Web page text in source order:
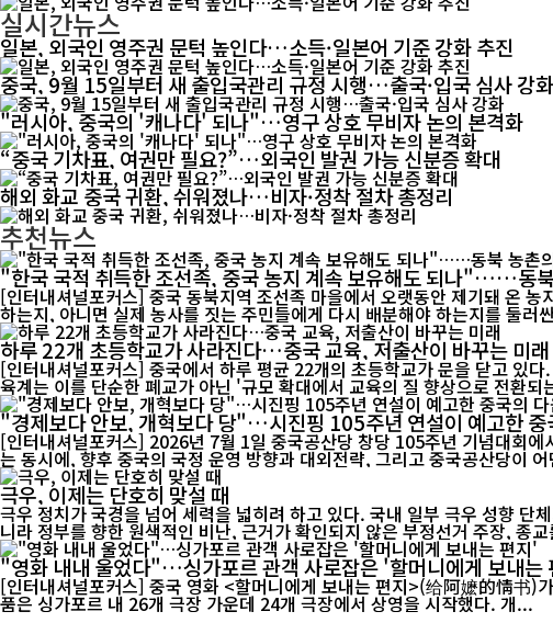
실시간뉴스
일본, 외국인 영주권 문턱 높인다…소득·일본어 기준 강화 추진
중국, 9월 15일부터 새 출입국관리 규정 시행…출국·입국 심사 강화
"러시아, 중국의 '캐나다' 되나"…영구 상호 무비자 논의 본격화
“중국 기차표, 여권만 필요?”…외국인 발권 가능 신분증 확대
해외 화교 중국 귀환, 쉬워졌나…비자·정착 절차 총정리
추천뉴스
"한국 국적 취득한 조선족, 중국 농지 계속 보유해도 되나"……동
[인터내셔널포커스] 중국 동북지역 조선족 마을에서 오랫동안 제기돼 온
하는지, 아니면 실제 농사를 짓는 주민들에게 다시 배분해야 하는지를 둘러
하루 22개 초등학교가 사라진다…중국 교육, 저출산이 바꾸는 미래
[인터내셔널포커스] 중국에서 하루 평균 22개의 초등학교가 문을 닫고 있
육계는 이를 단순한 폐교가 아닌 '규모 확대에서 교육의 질 향상으로 전환되
"경제보다 안보, 개혁보다 당"…시진핑 105주년 연설이 예고한 중
[인터내셔널포커스] 2026년 7월 1일 중국공산당 창당 105주년 기념대회
는 동시에, 향후 중국의 국정 운영 방향과 대외전략, 그리고 중국공산당이
극우, 이제는 단호히 맞설 때
극우 정치가 국경을 넘어 세력을 넓히려 하고 있다. 국내 일부 극우 성향 단
니라 정부를 향한 원색적인 비난, 근거가 확인되지 않은 부정선거 주장, 종
"영화 내내 울었다"…싱가포르 관객 사로잡은 '할머니에게 보내는
[인터내셔널포커스] 중국 영화 <할머니에게 보내는 편지>(给阿嬷的情书)가 싱가포르에서
품은 싱가포르 내 26개 극장 가운데 24개 극장에서 상영을 시작했다. 개...